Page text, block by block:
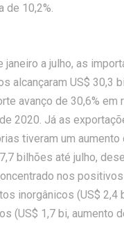
de 10,2%.
janeiro a julho, as
alcançaram US$ 30,3
avanço de 30,6% em
2020. Já as
tiveram um aumento
bilhões até julho,
nos
inorgânicos (US$ 2,4
(US$ 1,7 bi, aumento